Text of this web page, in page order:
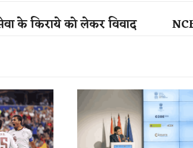
के किराये को लेकर विवाद